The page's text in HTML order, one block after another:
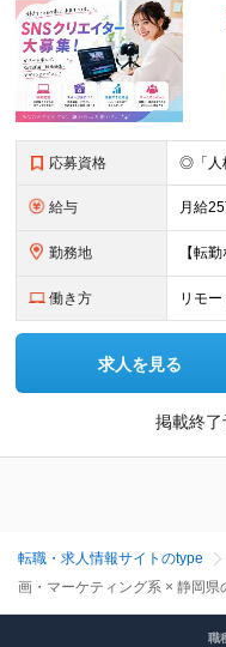
応募資格
給与
勤務地
働き方 リモ
求人を見る
掲載終了
転職・求人情報サイトのtype
画・マーケティング系 × 静岡県
職